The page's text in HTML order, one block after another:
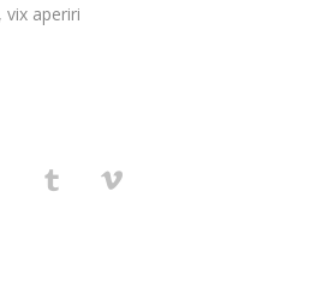
vix aperiri